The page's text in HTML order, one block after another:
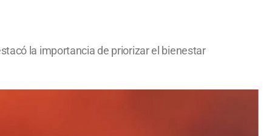
la importancia de priorizar el bienestar